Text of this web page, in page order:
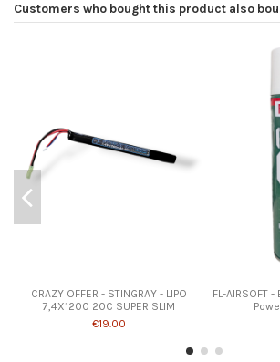
Customers who bought this product also
CRAZY OFFER - STINGRAY - LIPO
7,4X1200 20C SUPER SLIM
€19.00
FL-AIRSOFT -